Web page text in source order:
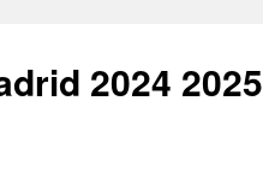
2024 2025